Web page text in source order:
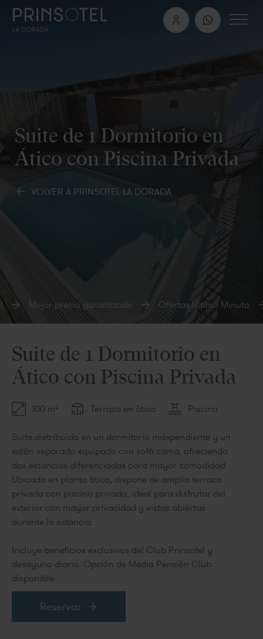
Suite de 1 Dormitorio en
Ático con Piscina Privada
VOLVER A PRINSOTEL LA DORADA
Mejor precio garantizado Ofertas Último Minuto
Suite de 1 Dormitorio en
Ático con Piscina Privada
100 m² Terraza en ático Piscina
Suite distribuida en un dormitorio independiente y un
salón separado equipado con sofá cama, ofreciendo
dos estancias diferenciadas para mayor comodidad.
Ubicada en planta ático, dispone de amplia terraza
privada con piscina privada, ideal para disfrutar del
exterior con mayor privacidad y vistas abiertas
durante la estancia.
Incluye beneficios exclusivos del Club Prinsotel y
desayuno diario. Opción de Media Pensión Club
disponible.
Reservar